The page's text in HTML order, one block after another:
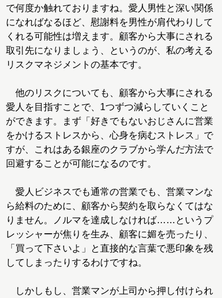
で何度か触れておりますね。愛人男性と深い関係
になればなるほど、慰謝料を男性が肩代わりして
くれる可能性は増えます。顧客から大事にされる
取引先になりましょう、というのが、私の考える
リスクマネジメントの基本です。
他のリスクについても、顧客から大事にされる
愛人を目指すことで、1つずつ減らしていくこと
ができます。まず「好きでもないおじさんに営業
をかけるストレスから、心身を病むストレス」で
すが、これはある銀座のクラブから学んだ方法で
回避することが可能になるのです。
愛人ビジネスでも通常の営業でも、営業マンな
ら給料のために、顧客から契約を取らなくてはな
りません。ノルマを達成しなければ……というプ
レッシャーが焦りを生み、顧客に媚を売ったり、
「買って下さいよ」と直接的な言葉で悪印象を残
してしまったりするわけですね。
しかしもし、営業マンが上司から押し付けられ